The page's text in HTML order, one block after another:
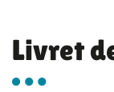
Livret